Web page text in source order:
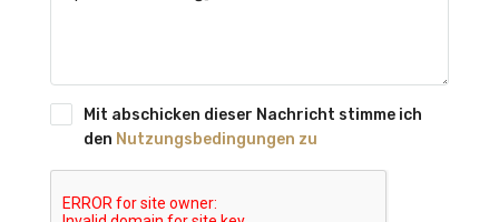
Mit abschicken dieser Nachricht stimme ich
den Nutzungsbedingungen zu